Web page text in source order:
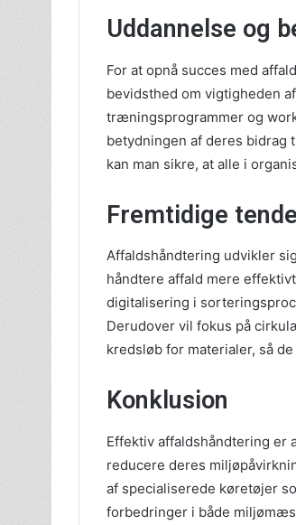
Uddannelse og
For at opnå succes med
bevidsthed om vigtigheden
træningsprogrammer og
betydningen af deres bidrag
kan man sikre, at alle i
Fremtidige
Affaldshåndtering udvikler
håndtere affald mere
digitalisering i
Derudover vil fokus på
kredsløb for materialer, så
Konklusion
Effektiv affaldshåndtering er
reducere deres
af specialiserede køretøjer
forbedringer i både